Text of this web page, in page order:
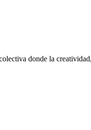
donde la